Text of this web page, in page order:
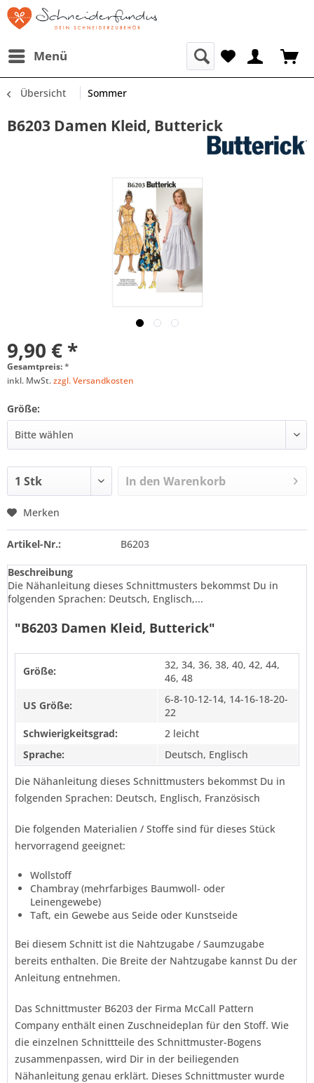
Menü
Übersicht Sommer
B6203 Damen Kleid, Butterick
9,90 € *
Gesamtpreis:*
inkl. MwSt.zzgl. Versandkosten
Größe:
In den Warenkorb
Merken
Artikel-Nr.: B6203
Beschreibung
Die Nähanleitung dieses Schnittmusters bekommst Du in
folgenden Sprachen: Deutsch, Englisch,...
"B6203 Damen Kleid, Butterick"
Größe:
32, 34, 36, 38, 40, 42, 44,
46, 48
US Größe:
6-8-10-12-14, 14-16-18-20-
22
Schwierigkeitsgrad:
2 leicht
Sprache:
Deutsch, Englisch
Die Nähanleitung dieses Schnittmusters bekommst Du in
folgenden Sprachen: Deutsch, Englisch, Französisch
Die folgenden Materialien / Stoffe sind für dieses Stück
hervorragend geeignet:
Wollstoff
Chambray (mehrfarbiges Baumwoll- oder
Leinengewebe)
Taft, ein Gewebe aus Seide oder Kunstseide
Bei diesem Schnitt ist die Nahtzugabe / Saumzugabe
bereits enthalten. Die Breite der Nahtzugabe kannst Du der
Anleitung entnehmen.
Das Schnittmuster B6203 der Firma McCall Pattern
Company enthält einen Zuschneideplan für den Stoff. Wie
die einzelnen Schnittteile des Schnittmuster-Bogens
zusammenpassen, wird Dir in der beiliegenden
Nähanleitung genau erklärt. Dieses Schnittmuster wurde